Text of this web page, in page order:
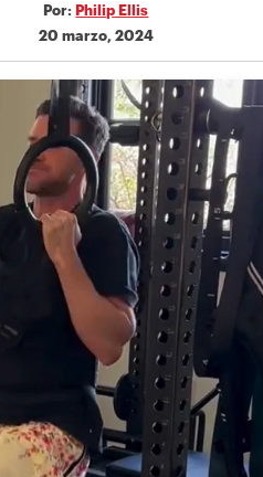
Por:Philip Ellis
20 marzo, 2024